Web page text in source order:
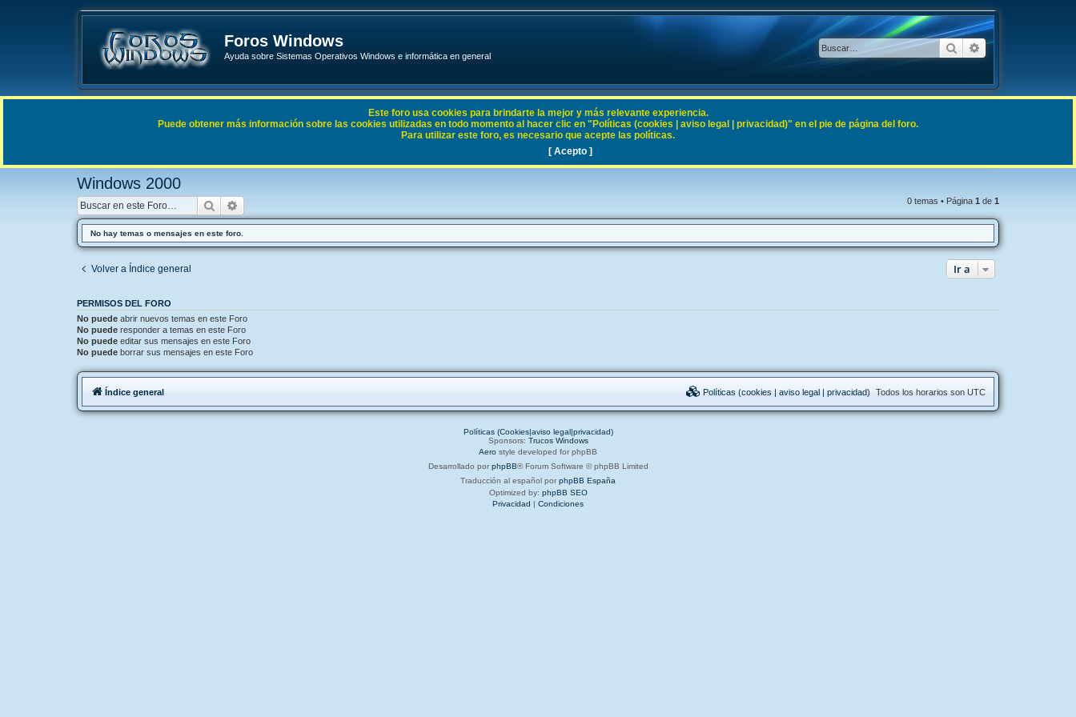
Foros Windows
Ayuda sobre Sistemas Operativos Windows e informática en general
BuscarBúsqueda
Enlaces rápidos FAQ
Windows 2000
Buscar 0 temas • Página 1 de 1
No hay temas o mensajes en este foro.
Volver a Índice general Ir a
PERMISOS DEL FORO
No puede abrir nuevos temas en este Foro
No puede responder a temas en este Foro
No puede editar sus mensajes en este Foro
No puede borrar sus mensajes en este Foro
Este foro usa cookies para brindarte la mejor y más relevante experiencia.
Puede obtener más información sobre las cookies utilizadas en todo momento al hacer clic en "Políticas (cookies | aviso legal | privacidad)" en el pie de página del foro.
Para utilizar este foro, es necesario que acepte las políticas.
[ Acepto ]
Índice general Todos los horarios son UTC
Políticas (cookies | aviso legal | privacidad)
Políticas (Cookies|aviso legal|privacidad)
Sponsors: Trucos Windows
Aero style developed for phpBB
Desarrollado por phpBB® Forum Software © phpBB Limited
Traducción al español por phpBB España
Optimized by: phpBB SEO
Privacidad | Condiciones